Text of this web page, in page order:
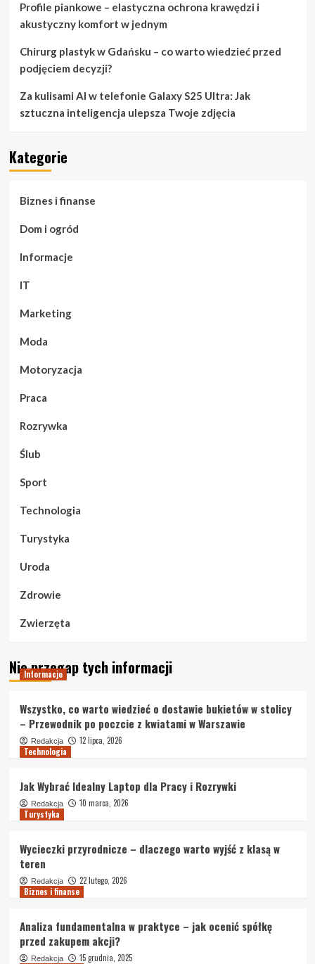
Profile piankowe – elastyczna ochrona krawędzi i
akustyczny komfort w jednym
Chirurg plastyk w Gdańsku – co warto wiedzieć przed
podjęciem decyzji?
Za kulisami AI w telefonie Galaxy S25 Ultra: Jak
sztuczna inteligencja ulepsza Twoje zdjęcia
Kategorie
Biznes i finanse
Dom i ogród
Informacje
IT
Marketing
Moda
Motoryzacja
Praca
Rozrywka
Ślub
Sport
Technologia
Turystyka
Uroda
Zdrowie
Zwierzęta
Nie przegap tych informacji
Informacje
Wszystko, co warto wiedzieć o dostawie bukietów w stolicy
– Przewodnik po poczcie z kwiatami w Warszawie
Redakcja
12 lipca, 2026
Technologia
Jak Wybrać Idealny Laptop dla Pracy i Rozrywki
Redakcja
10 marca, 2026
Turystyka
Wycieczki przyrodnicze – dlaczego warto wyjść z klasą w
teren
Redakcja
22 lutego, 2026
Biznes i finanse
Analiza fundamentalna w praktyce – jak ocenić spółkę
przed zakupem akcji?
Redakcja
15 grudnia, 2025